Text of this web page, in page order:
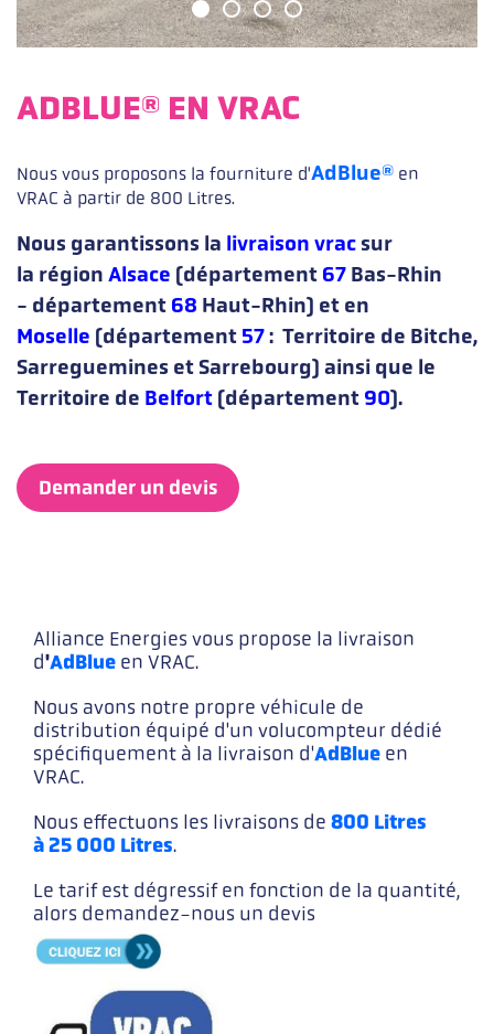
ADBLUE® EN VRAC
Description courte
Nous vous proposons la fourniture d'AdBlue® en
VRAC à partir de 800 Litres.
Nous garantissons la livraison vrac sur
la région Alsace (département 67 Bas-Rhin
- département 68 Haut-Rhin) et en
Moselle (département 57: Territoire de Bitche,
Sarreguemines et Sarrebourg) ainsi que le
Territoire de Belfort (département 90).
Demander un devis
Alliance Energies vous propose la livraison
d'AdBlue en VRAC.
Nous avons notre propre véhicule de
distribution équipé d'un volucompteur dédié
spécifiquement à la livraison d'AdBlue en
VRAC.
Nous effectuons les livraisons de 800 Litres
à25 000 Litres.
Le tarif est dégressif en fonction de la quantité,
alors demandez-nous un devis